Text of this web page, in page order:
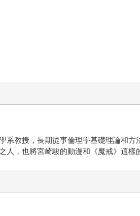
系教授，長期從事倫理學基礎理論和
，也將宮崎駿的動漫和《魔戒》這樣